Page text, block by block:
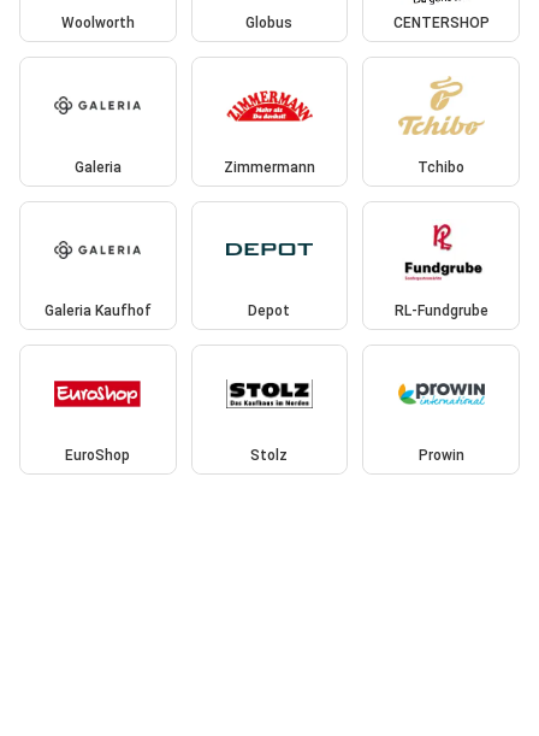
Woolworth Globus CENTERSHOP
Galeria Zimmermann Tchibo
Galeria Kaufhof Depot RL-Fundgrube
EuroShop Stolz Prowin